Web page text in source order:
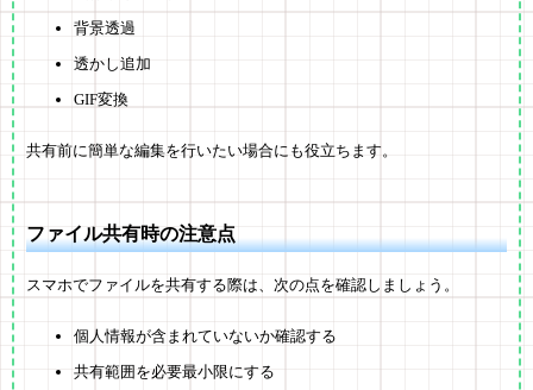
背景透過
透かし追加
GIF変換
共有前に簡単な編集を行いたい場合にも役立ちます。
ファイル共有時の注意点
スマホでファイルを共有する際は、次の点を確認しましょう。
個人情報が含まれていないか確認する
共有範囲を必要最小限にする